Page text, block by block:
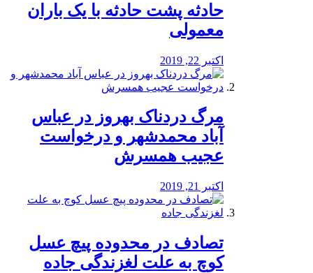
️حادثه پشت حادثه با یک باران
معمولی
اکتبر 22, 2019
مرگ دردناک بهروز در عباس
آباد محمدشهر و درخواست
عجیب همسرش
اکتبر 21, 2019
تصادف در محدوده پیچ عسل
کوچ به علت لغزندگی جاده